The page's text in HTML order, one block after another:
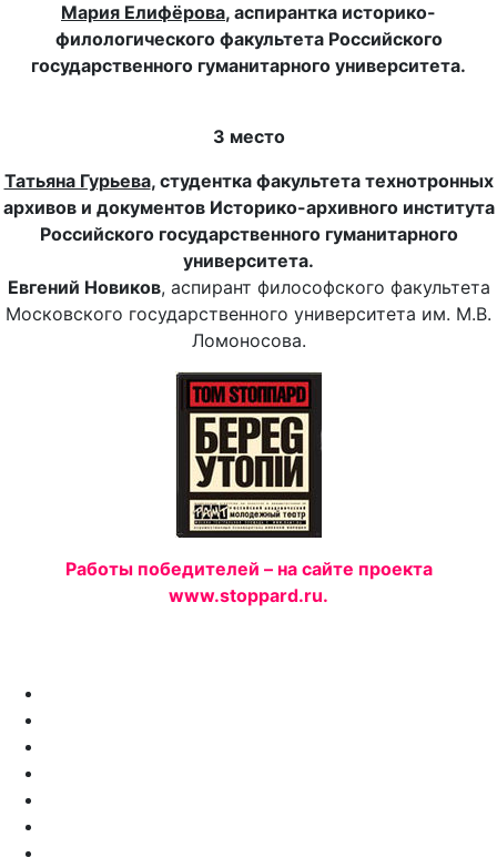
Мария Елифёрова, аспирантка историко-
филологического факультета Российского
государственного гуманитарного университета.
3 место
Татьяна Гурьева, студентка факультета технотронных
архивов и документов Историко-архивного института
Российского государственного гуманитарного
университета.
Евгений Новиков, аспирант философского факультета
Московского государственного университета им. М.В.
Ломоносова.
Работы победителей – на сайте проекта
www.stoppard.ru.